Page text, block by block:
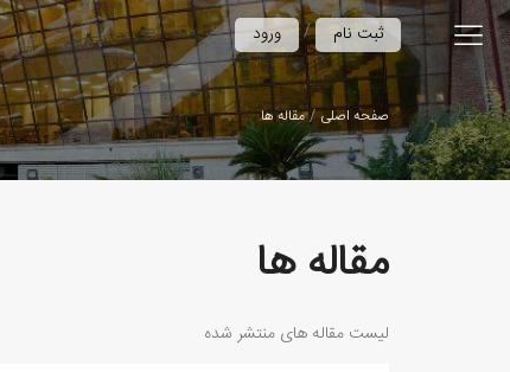
ورود / ثبت نام
صفحه اصلی مقاله ها
مقاله ها
لیست مقاله های منتشر شده